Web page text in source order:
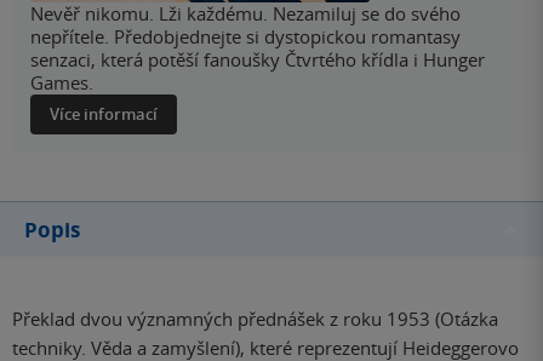
Nevěř nikomu. Lži každému. Nezamiluj se do svého
nepřítele. Předobjednejte si dystopickou romantasy
senzaci, která potěší fanoušky Čtvrtého křídla i Hunger
Games.
Více informací
Popis
Překlad dvou významných přednášek z roku 1953 (Otázka
techniky. Věda a zamyšlení), které reprezentují Heideggerovo